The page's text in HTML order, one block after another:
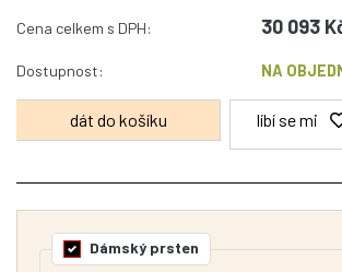
Cena celkem s DPH: 30 093
Dostupnost: NA
líbí se mi
Dámský prsten